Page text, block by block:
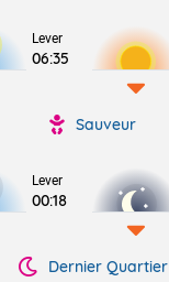
Lever
06:35
Sauveur
Lever
00:18
Dernier Quartier